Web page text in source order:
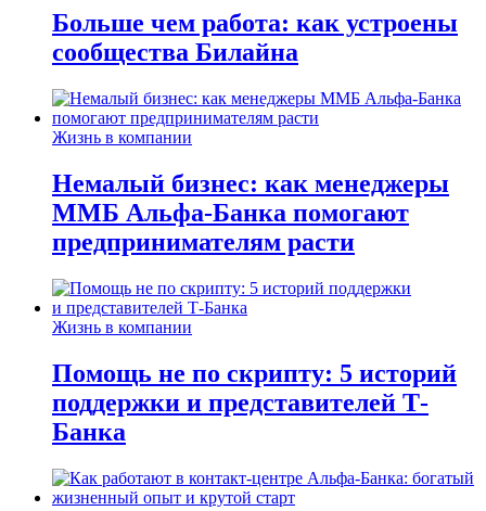
Больше чем работа: как устроены
сообщества Билайна
Жизнь в компании
Немалый бизнес: как менеджеры
ММБ Альфа-Банка помогают
предпринимателям расти
Жизнь в компании
Помощь не по скрипту: 5 историй
поддержки и представителей Т-
Банка